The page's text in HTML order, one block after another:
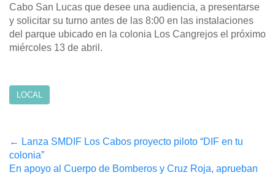
Cabo San Lucas que desee una audiencia, a presentarse
y solicitar su turno antes de las 8:00 en las instalaciones
del parque ubicado en la colonia Los Cangrejos el próximo
miércoles 13 de abril.
LOCAL
Post
navigation
← Lanza SMDIF Los Cabos proyecto piloto “DIF en tu
colonia”
En apoyo al Cuerpo de Bomberos y Cruz Roja, aprueban